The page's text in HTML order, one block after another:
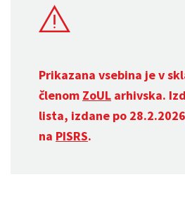
Prikazana vsebina je v
členom ZoUL arhivska.
lista, izdane po
na PISRS.